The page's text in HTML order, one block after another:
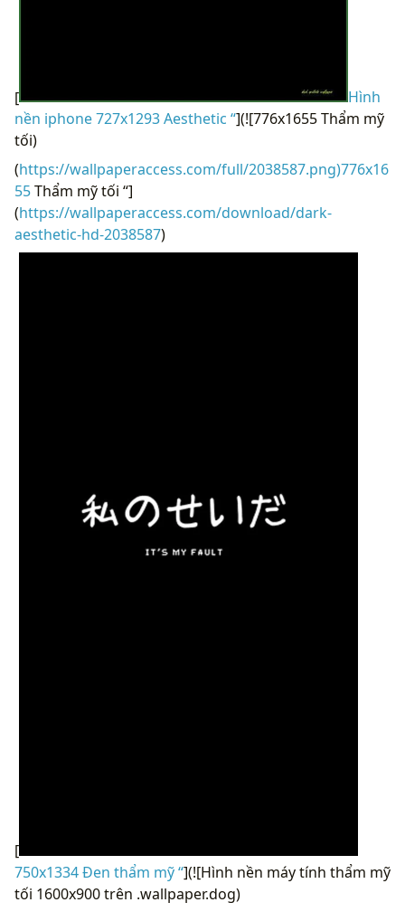
[
Hình
nền iphone 727x1293 Aesthetic “](![776x1655 Thẩm mỹ
tối)
(https://wallpaperaccess.com/full/2038587.png)776x16
55Thẩm mỹ tối “]
(https://wallpaperaccess.com/download/dark-
aesthetic-hd-2038587)
[
750x1334 Đen thẩm mỹ “](![Hình nền máy tính thẩm mỹ
tối 1600x900 trên .wallpaper.dog)